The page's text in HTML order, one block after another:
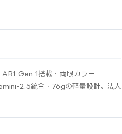
Gen 1搭載・両眼カラー
2.5統合・76gの軽量設計。法人